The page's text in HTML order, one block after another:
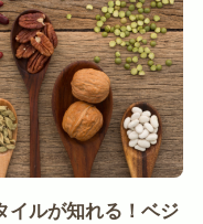
イルが知れる！ベジ